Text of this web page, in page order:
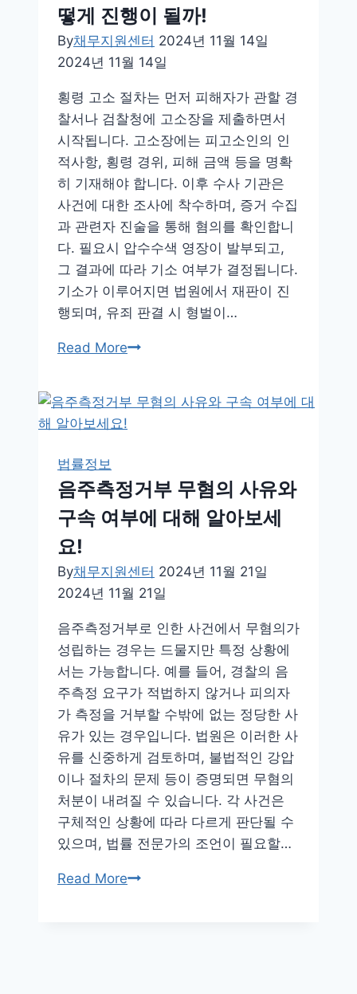
감
법
및
시
까
지
떻게 진행이 될까!
By채무지원센터 2024년 11월 14일
2024년 11월 14일
횡령 고소 절차는 먼저 피해자가 관할 경
찰서나 검찰청에 고소장을 제출하면서
시작됩니다. 고소장에는 피고소인의 인
적사항, 횡령 경위, 피해 금액 등을 명확
히 기재해야 합니다. 이후 수사 기관은
사건에 대한 조사에 착수하며, 증거 수집
과 관련자 진술을 통해 혐의를 확인합니
다. 필요시 압수수색 영장이 발부되고,
그 결과에 따라 기소 여부가 결정됩니다.
기소가 이루어지면 법원에서 재판이 진
행되며, 유죄 판결 시 형벌이…
Read More횡
소
절
계
별
어
떻
진
행
이
될
까!
법률정보
음주측정거부 무혐의 사유와
구속 여부에 대해 알아보세
요!
By채무지원센터 2024년 11월 21일
2024년 11월 21일
음주측정거부로 인한 사건에서 무혐의가
성립하는 경우는 드물지만 특정 상황에
서는 가능합니다. 예를 들어, 경찰의 음
주측정 요구가 적법하지 않거나 피의자
가 측정을 거부할 수밖에 없는 정당한 사
유가 있는 경우입니다. 법원은 이러한 사
유를 신중하게 검토하며, 불법적인 강압
이나 절차의 문제 등이 증명되면 무혐의
처분이 내려질 수 있습니다. 각 사건은
구체적인 상황에 따라 다르게 판단될 수
있으며, 법률 전문가의 조언이 필요할…
Read More음